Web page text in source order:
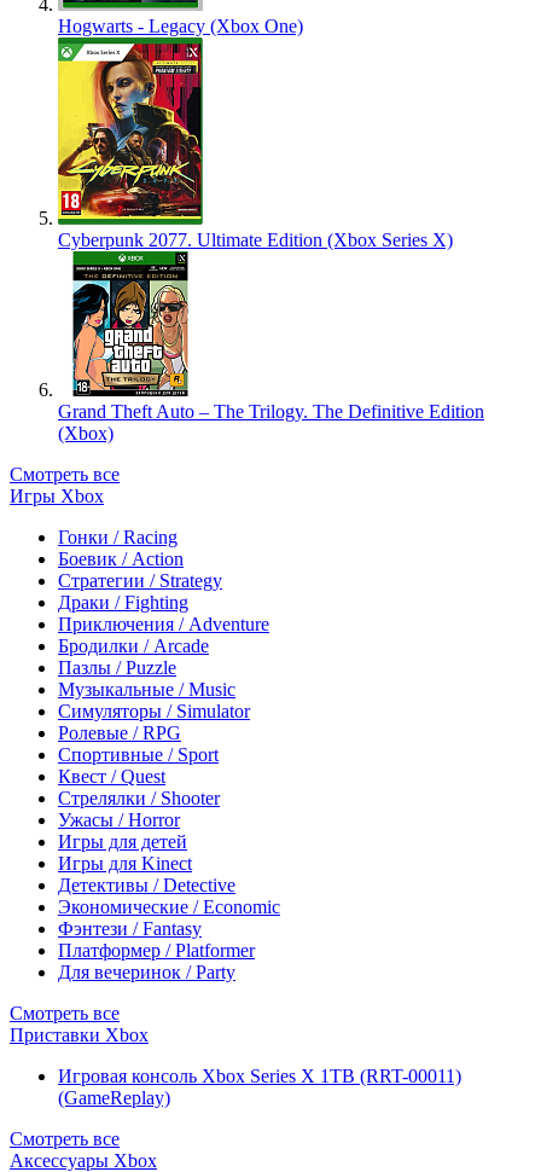
Hogwarts - Legacy (Xbox One)
Cyberpunk 2077. Ultimate Edition (Xbox Series X)
Grand Theft Auto – The Trilogy. The Definitive Edition
(Xbox)
Смотреть все
Игры Xbox
Гонки / Racing
Боевик / Action
Стратегии / Strategy
Драки / Fighting
Приключения / Adventure
Бродилки / Arcade
Пазлы / Puzzle
Музыкальные / Music
Симуляторы / Simulator
Ролевые / RPG
Спортивные / Sport
Квест / Quest
Стрелялки / Shooter
Ужасы / Horror
Игры для детей
Игры для Kinect
Детективы / Detective
Экономические / Economic
Фэнтези / Fantasy
Платформер / Platformer
Для вечеринок / Party
Смотреть все
Приставки Xbox
Игровая консоль Xbox Series X 1TB (RRT-00011)
(GameReplay)
Смотреть все
Аксессуары Xbox